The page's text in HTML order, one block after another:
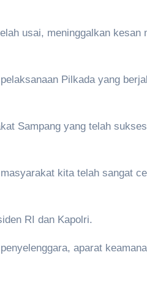
usai, meninggalkan kesan
Pilkada yang
Sampang yang telah sukses
kita telah sangat
RI dan Kapolri.
aparat